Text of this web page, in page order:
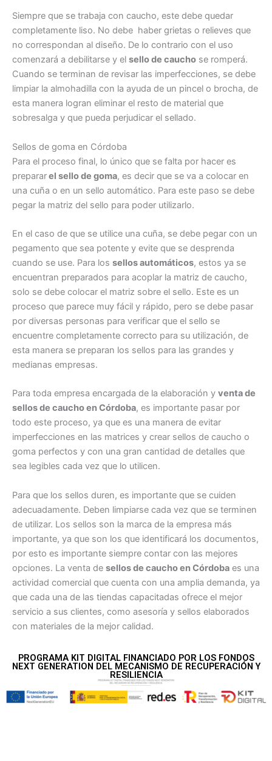
Siempre que se trabaja con caucho, este debe quedar
completamente liso. No debe haber grietas o relieves que
no correspondan al diseño. De lo contrario con el uso
comenzará a debilitarse y el sello de caucho se romperá.
Cuando se terminan de revisar las imperfecciones, se debe
limpiar la almohadilla con la ayuda de un pincel o brocha, de
esta manera logran eliminar el resto de material que
sobresalga y que pueda perjudicar el sellado.
Sellos de goma en Córdoba
Para el proceso final, lo único que se falta por hacer es
prepararel sello de goma, es decir que se va a colocar en
una cuña o en un sello automático. Para este paso se debe
pegar la matriz del sello para poder utilizarlo.
En el caso de que se utilice una cuña, se debe pegar con un
pegamento que sea potente y evite que se desprenda
cuando se use. Para los sellos automáticos, estos ya se
encuentran preparados para acoplar la matriz de caucho,
solo se debe colocar el matriz sobre el sello. Este es un
proceso que parece muy fácil y rápido, pero se debe pasar
por diversas personas para verificar que el sello se
encuentre completamente correcto para su utilización, de
esta manera se preparan los sellos para las grandes y
medianas empresas.
Para toda empresa encargada de la elaboración y venta de
sellos de caucho en Córdoba, es importante pasar por
todo este proceso, ya que es una manera de evitar
imperfecciones en las matrices y crear sellos de caucho o
goma perfectos y con una gran cantidad de detalles que
sea legibles cada vez que lo utilicen.
Para que los sellos duren, es importante que se cuiden
adecuadamente. Deben limpiarse cada vez que se terminen
de utilizar. Los sellos son la marca de la empresa más
importante, ya que son los que identificará los documentos,
por esto es importante siempre contar con las mejores
opciones. La venta de sellos de caucho en Córdoba es una
actividad comercial que cuenta con una amplia demanda, ya
que cada una de las tiendas capacitadas ofrece el mejor
servicio a sus clientes, como asesoría y sellos elaborados
con materiales de la mejor calidad.
PROGRAMA KIT DIGITAL FINANCIADO POR LOS FONDOS
NEXT GENERATION DEL MECANISMO DE RECUPERACIÓN Y
RESILIENCIA